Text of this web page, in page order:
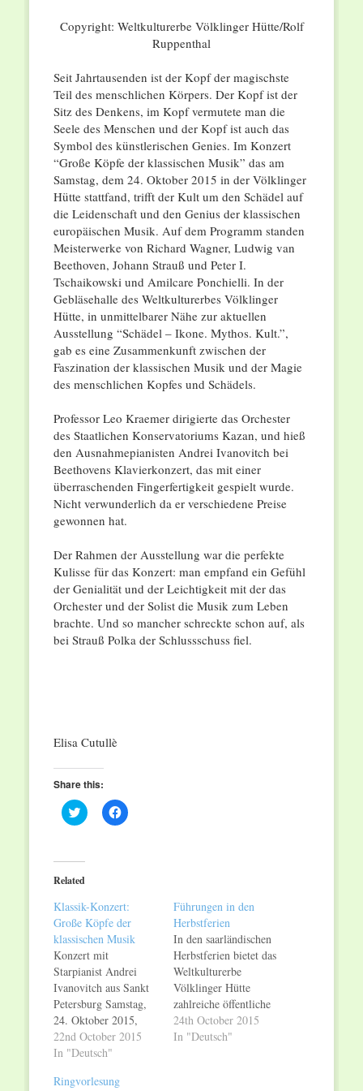
Copyright: Weltkulturerbe Völklinger Hütte/Rolf
Ruppenthal
Seit Jahrtausenden ist der Kopf der magischste
Teil des menschlichen Körpers. Der Kopf ist der
Sitz des Denkens, im Kopf vermutete man die
Seele des Menschen und der Kopf ist auch das
Symbol des künstlerischen Genies. Im Konzert
“Große Köpfe der klassischen Musik” das am
Samstag, dem 24. Oktober 2015 in der Völklinger
Hütte stattfand, trifft der Kult um den Schädel auf
die Leidenschaft und den Genius der klassischen
europäischen Musik. Auf dem Programm standen
Meisterwerke von Richard Wagner, Ludwig van
Beethoven, Johann Strauß und Peter I.
Tschaikowski und Amilcare Ponchielli. In der
Gebläsehalle des Weltkulturerbes Völklinger
Hütte, in unmittelbarer Nähe zur aktuellen
Ausstellung “Schädel – Ikone. Mythos. Kult.”,
gab es eine Zusammenkunft zwischen der
Faszination der klassischen Musik und der Magie
des menschlichen Kopfes und Schädels.
Professor Leo Kraemer dirigierte das Orchester
des Staatlichen Konservatoriums Kazan, und hieß
den Ausnahmepianisten Andrei Ivanovitch bei
Beethovens Klavierkonzert, das mit einer
überraschenden Fingerfertigkeit gespielt wurde.
Nicht verwunderlich da er verschiedene Preise
gewonnen hat.
Der Rahmen der Ausstellung war die perfekte
Kulisse für das Konzert: man empfand ein Gefühl
der Genialität und der Leichtigkeit mit der das
Orchester und der Solist die Musik zum Leben
brachte. Und so mancher schreckte schon auf, als
bei Strauß Polka der Schlussschuss fiel.
Elisa Cutullè
Share this:
Click
to
(Opens
in
new
Click
to
Related
Klassik-Konzert:
Große Köpfe der
klassischen Musik
Konzert mit
Starpianist Andrei
Ivanovitch aus Sankt
Petersburg Samstag,
24. Oktober 2015,
19.30 Uhr Seit
Jahrtausenden ist der
Teil des menschlichen
22nd October 2015
In "Deutsch"
Führungen in den
Herbstferien
In den saarländischen
Herbstferien bietet das
Weltkulturerbe
Völklinger Hütte
zahlreiche öffentliche
Führungen und das
Klassik-Konzert
24th October 2015
In "Deutsch"
Ringvorlesung